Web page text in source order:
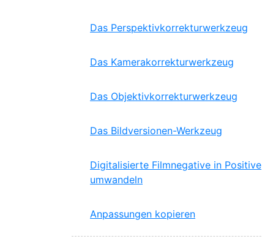
Das Perspektivkorrekturwerkzeug
Das Kamerakorrekturwerkzeug
Das Objektivkorrekturwerkzeug
Das Bildversionen-Werkzeug
Digitalisierte Filmnegative in Positive
umwandeln
Anpassungen kopieren